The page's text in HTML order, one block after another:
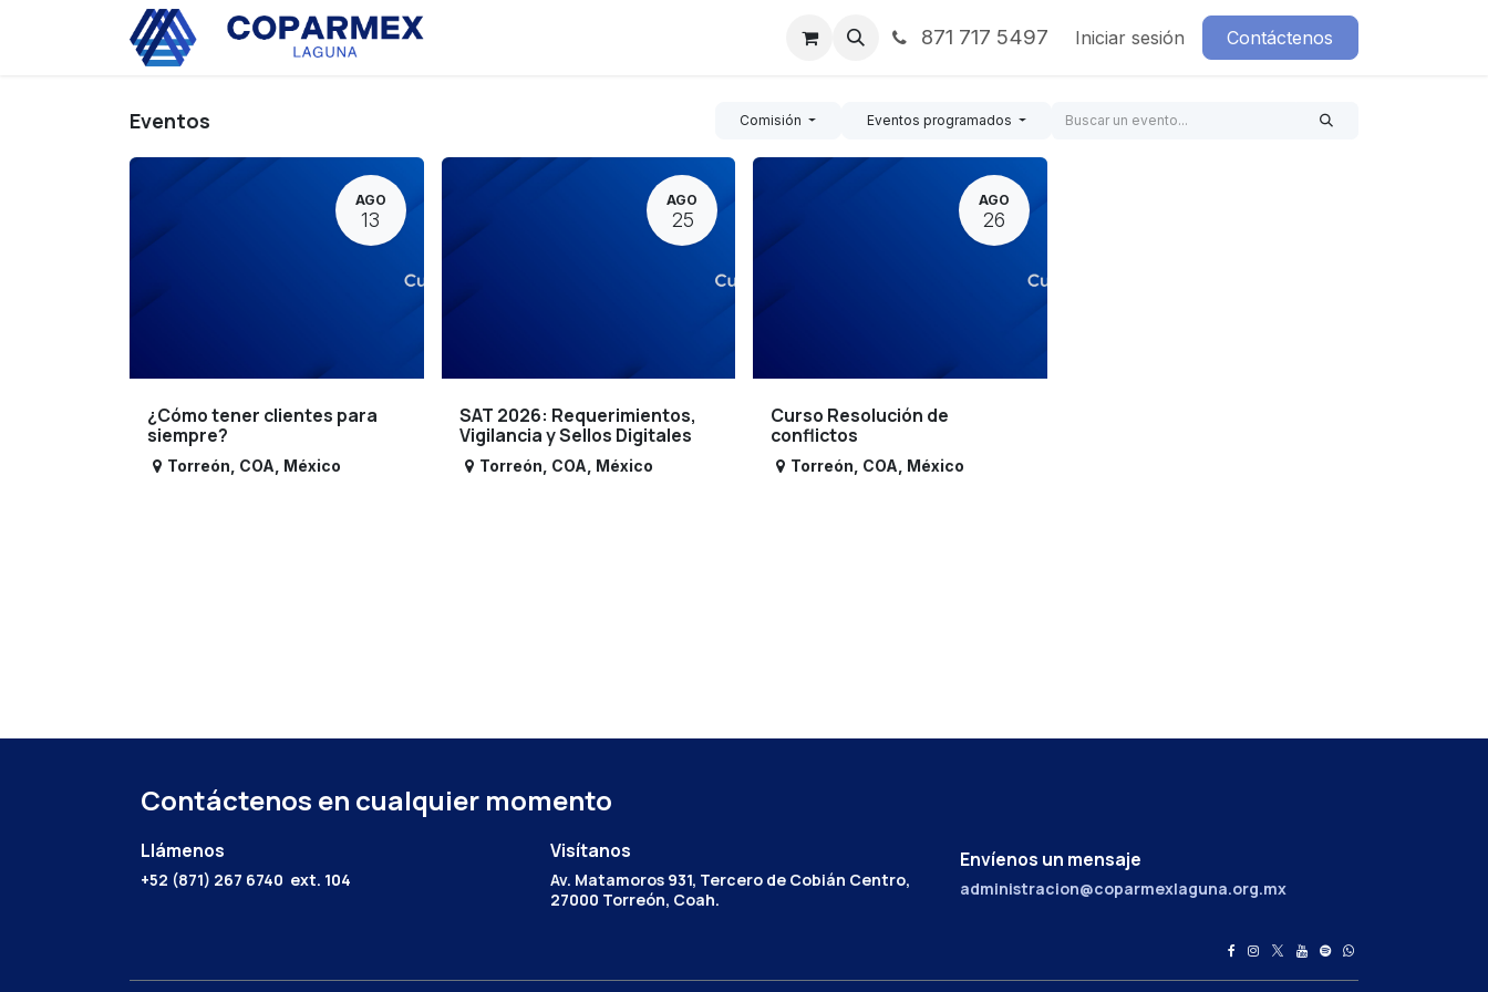
Noticias Contáctenos871 717 5497 Iniciar sesión Contáctenos
Eventos Comisión Eventos programados
AGO
13
¿Cómo tener clientes para
siempre?
Torreón COA México
AGO
25
SAT 2026: Requerimientos,
Vigilancia y Sellos Digitales
Torreón COA México
AGO
26
Curso Resolución de
conflictos
Torreón COA México
Contáctenos en cualquier momento
Llámenos
+52 (871) 267 6740 ext. 104
Envíenos un mensaje
administracion@coparmexlaguna.org.mx
Visítanos
Av. Matamoros 931, Tercero de Cobián Centro,
27000 Torreón, Coah.